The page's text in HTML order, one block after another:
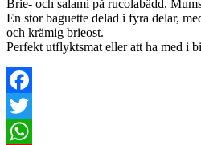
Brie- och salami på rucolabädd.
En stor baguette delad i fyra delar,
och krämig brieost.
Perfekt utflyktsmat eller att ha med i
Facebook
Twitter